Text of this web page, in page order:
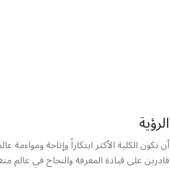
الرؤية
أن نكون الكلية الأكثر ابتكاراً وإتاحة
قادرين على قيادة المعرفة والنجاح في عالم